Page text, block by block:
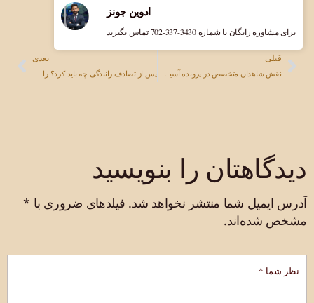
قبلی
نقش شاهدان متخصص در پرونده آسیب شخصی شما
بعدی
پس از تصادف رانندگی چه باید کرد؟ راهنمای جامع برای نوادا، آریزونا و کالیفرنیا
ادوین جونز
برای مشاوره رایگان با شماره ‎702-337-3430 تماس بگیرید
دیدگاهتان را بنویسید
آدرس ایمیل شما منتشر نخواهد شد. فیلدهای ضروری با *
مشخص شده‌اند.